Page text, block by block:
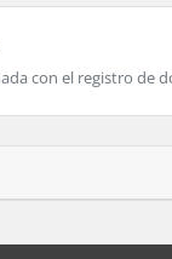
con el registro de